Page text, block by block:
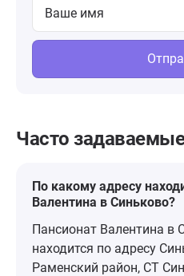
Часто
По какому адресу
Валентина в Синьково?
Пансионат Валентина в
находится по адресу
Раменский район, СТ